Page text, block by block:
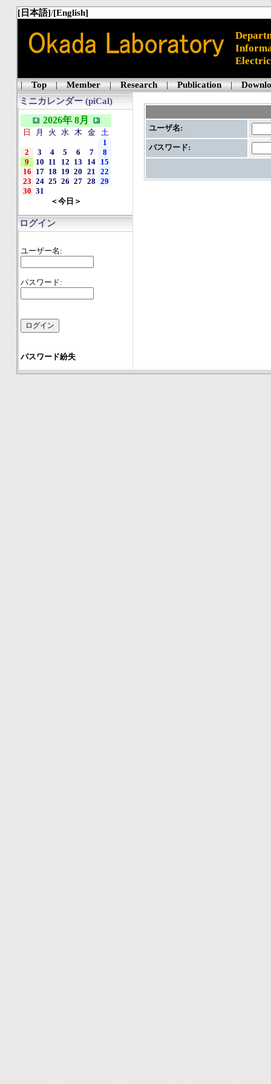
[日本語]/[English]
|Top|Member|Research|Publication|
ミニカレンダー (piCal)
2026年 8月
日 月 火 水 木 金
土
1
2
3 4 5 6 7
8
9
10 11 12 13 14 15
16 17 18 19 20 21
22
23 24 25 26 27 28
29
30 31
＜今日＞
ログイン
ユーザー名:
パスワード:
パスワード紛失
ユーザ名:
パスワード: